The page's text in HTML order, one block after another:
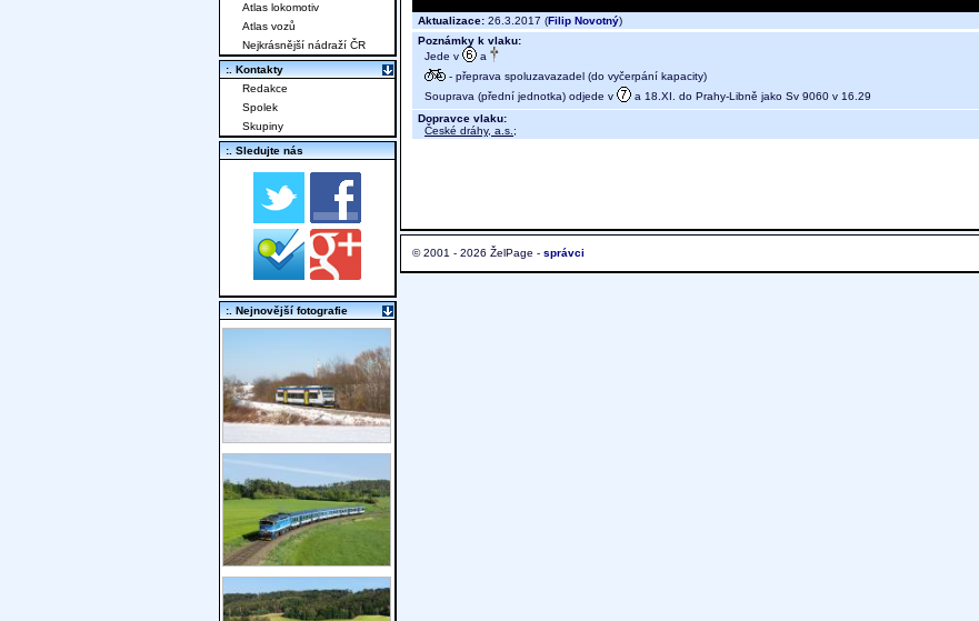
Aktualizace: 26.3.2017 (Filip Novotný)
Poznámky k vlaku:
Jede v
a
- přeprava spoluzavazadel (do vyčerpání kapacity)
Souprava (přední jednotka) odjede v
a 18.XI. do Prahy-Libně jako Sv 9060 v 16.29
Dopravce vlaku:
České dráhy, a.s. ;
© 2001 - 2026 ŽelPage - správci
Atlas lokomotiv
Atlas vozů
Nejkrásnější nádraží ČR
:. Kontakty
Redakce
Spolek
Skupiny
:. Sledujte nás
:. Nejnovější fotografie